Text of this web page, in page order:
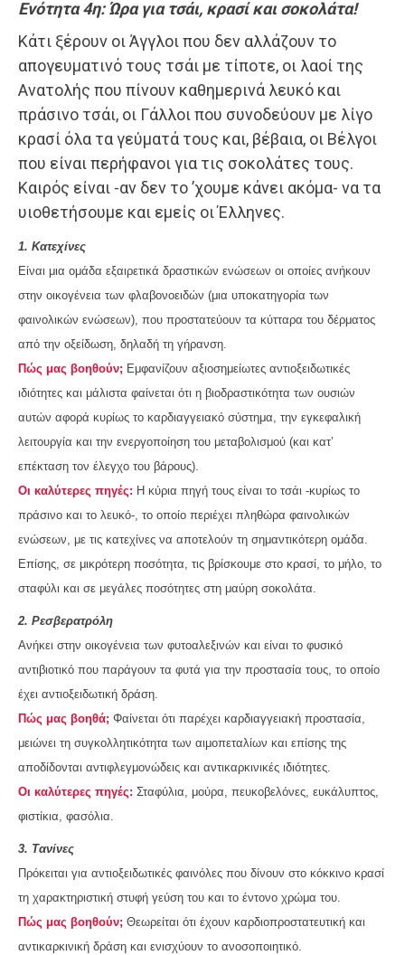
Ενότητα 4η:Ώρα για τσάι, κρασί και σοκολάτα!
Κάτι ξέρουν οι Άγγλοι που δεν αλλάζουν το
απογευματινό τους τσάι με τίποτε, οι λαοί της
Ανατολής που πίνουν καθημερινά λευκό και
πράσινο τσάι, οι Γάλλοι που συνοδεύουν με λίγο
κρασί όλα τα γεύματά τους και, βέβαια, οι Βέλγοι
που είναι περήφανοι για τις σοκολάτες τους.
Καιρός είναι -αν δεν το ’χουμε κάνει ακόμα- να τα
υιοθετήσουμε και εμείς οι Έλληνες.
1. Κατεχίνες
Είναι μια ομάδα εξαιρετικά δραστικών ενώσεων οι οποίες ανήκουν
στην οικογένεια των φλαβονοειδών (μια υποκατηγορία των
φαινολικών ενώσεων), που προστατεύουν τα κύτταρα του δέρματος
από την οξείδωση, δηλαδή τη γήρανση.
Πώς μας βοηθούν; Εμφανίζουν αξιοσημείωτες αντιοξειδωτικές
ιδιότητες και μάλιστα φαίνεται ότι η βιοδραστικότητα των ουσιών
αυτών αφορά κυρίως το καρδιαγγειακό σύστημα, την εγκεφαλική
λειτουργία και την ενεργοποίηση του μεταβολισμού (και κατ’
επέκταση τον έλεγχο του βάρους).
Οι καλύτερες πηγές: Η κύρια πηγή τους είναι το τσάι -κυρίως το
πράσινο και το λευκό-, το οποίο περιέχει πληθώρα φαινολικών
ενώσεων, με τις κατεχίνες να αποτελούν τη σημαντικότερη ομάδα.
Επίσης, σε μικρότερη ποσότητα, τις βρίσκουμε στο κρασί, το μήλο, το
σταφύλι και σε μεγάλες ποσότητες στη μαύρη σοκολάτα.
2. Ρεσβερατρόλη
Ανήκει στην οικογένεια των φυτοαλεξινών και είναι το φυσικό
αντιβιοτικό που παράγουν τα φυτά για την προστασία τους, το οποίο
έχει αντιοξειδωτική δράση.
Πώς μας βοηθά; Φαίνεται ότι παρέχει καρδιαγγειακή προστασία,
μειώνει τη συγκολλητικότητα των αιμοπεταλίων και επίσης της
αποδίδονται αντιφλεγμονώδεις και αντικαρκινικές ιδιότητες.
Οι καλύτερες πηγές: Σταφύλια, μούρα, πευκοβελόνες, ευκάλυπτος,
φιστίκια, φασόλια.
3. Τανίνες
Πρόκειται για αντιοξειδωτικές φαινόλες που δίνουν στο κόκκινο κρασί
τη χαρακτηριστική στυφή γεύση του και το έντονο χρώμα του.
Πώς μας βοηθούν; Θεωρείται ότι έχουν καρδιοπροστατευτική και
αντικαρκινική δράση και ενισχύουν το ανοσοποιητικό.